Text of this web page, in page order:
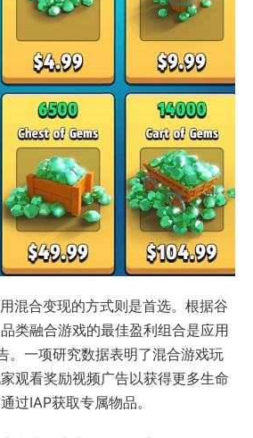
混合变现的方式则是首选。根据谷
类融合游戏的最佳盈利组合是应用
。一项研究数据表明了混合游戏玩
观看奖励视频广告以获得更多生命
过IAP获取专属物品。